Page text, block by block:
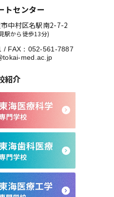
トセンター
中村区名駅南2-7-2
駅から徒歩13分)
/ FAX：052-561-7887
med.ac.jp
紹介